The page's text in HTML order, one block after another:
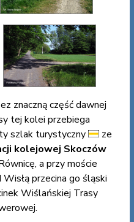
znaczną część dawnej
tej kolei przebiega
szlak turystyczny
ze
kolejowej Skoczów
a przy moście
Wisłą przecina go śląski
Wiślańskiej Trasy